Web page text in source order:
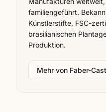
familiengeführt.
Künstlerstifte, FSC-
brasilianischen
Produktion.
Mehr von Faber-